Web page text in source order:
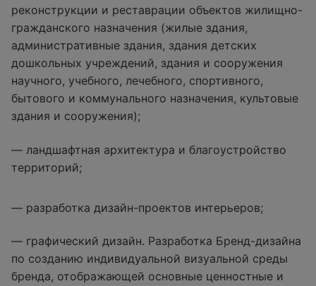
реконструкции и реставрации объектов жилищно-
гражданского назначения (жилые здания,
административные здания, здания детских
дошкольных учреждений, здания и сооружения
научного, учебного, лечебного, спортивного,
бытового и коммунального назначения, культовые
здания и сооружения);
— ландшафтная архитектура и благоустройство
территорий;
— разработка дизайн-проектов интерьеров;
— графический дизайн. Разработка Бренд-дизайна
по созданию индивидуальной визуальной среды
бренда, отображающей основные ценностные и